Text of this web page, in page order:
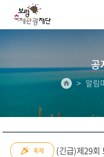
공
알림
축제
(긴급)제29회